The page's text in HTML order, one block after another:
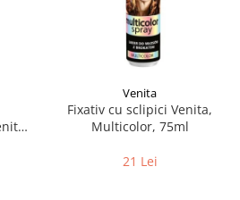
Venita
Fixativ cu sclipici Venita,
Multicolor, 75ml
21 Lei